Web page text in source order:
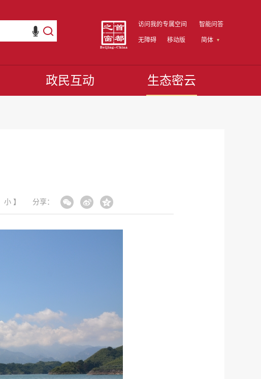
访问我的专属空间 智能问答
无障碍 移动版 简体
政民互动 生态密云
小】 分享：